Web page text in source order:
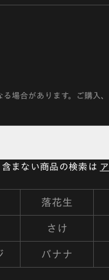
場合があります。ご購入
まない商品の検索は
落花生
さけ
バナナ